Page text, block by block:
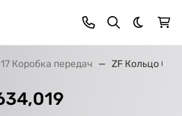
Темная
17 Коробка передач ZF Кольцо